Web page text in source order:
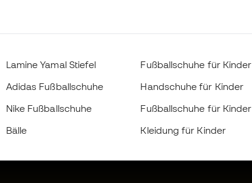
Lamine Yamal Stiefel
Adidas Fußballschuhe
Nike Fußballschuhe
Bälle
Fußballschuhe für Kinder
Handschuhe für Kinder
Fußballschuhe für Kinder
Kleidung für Kinder